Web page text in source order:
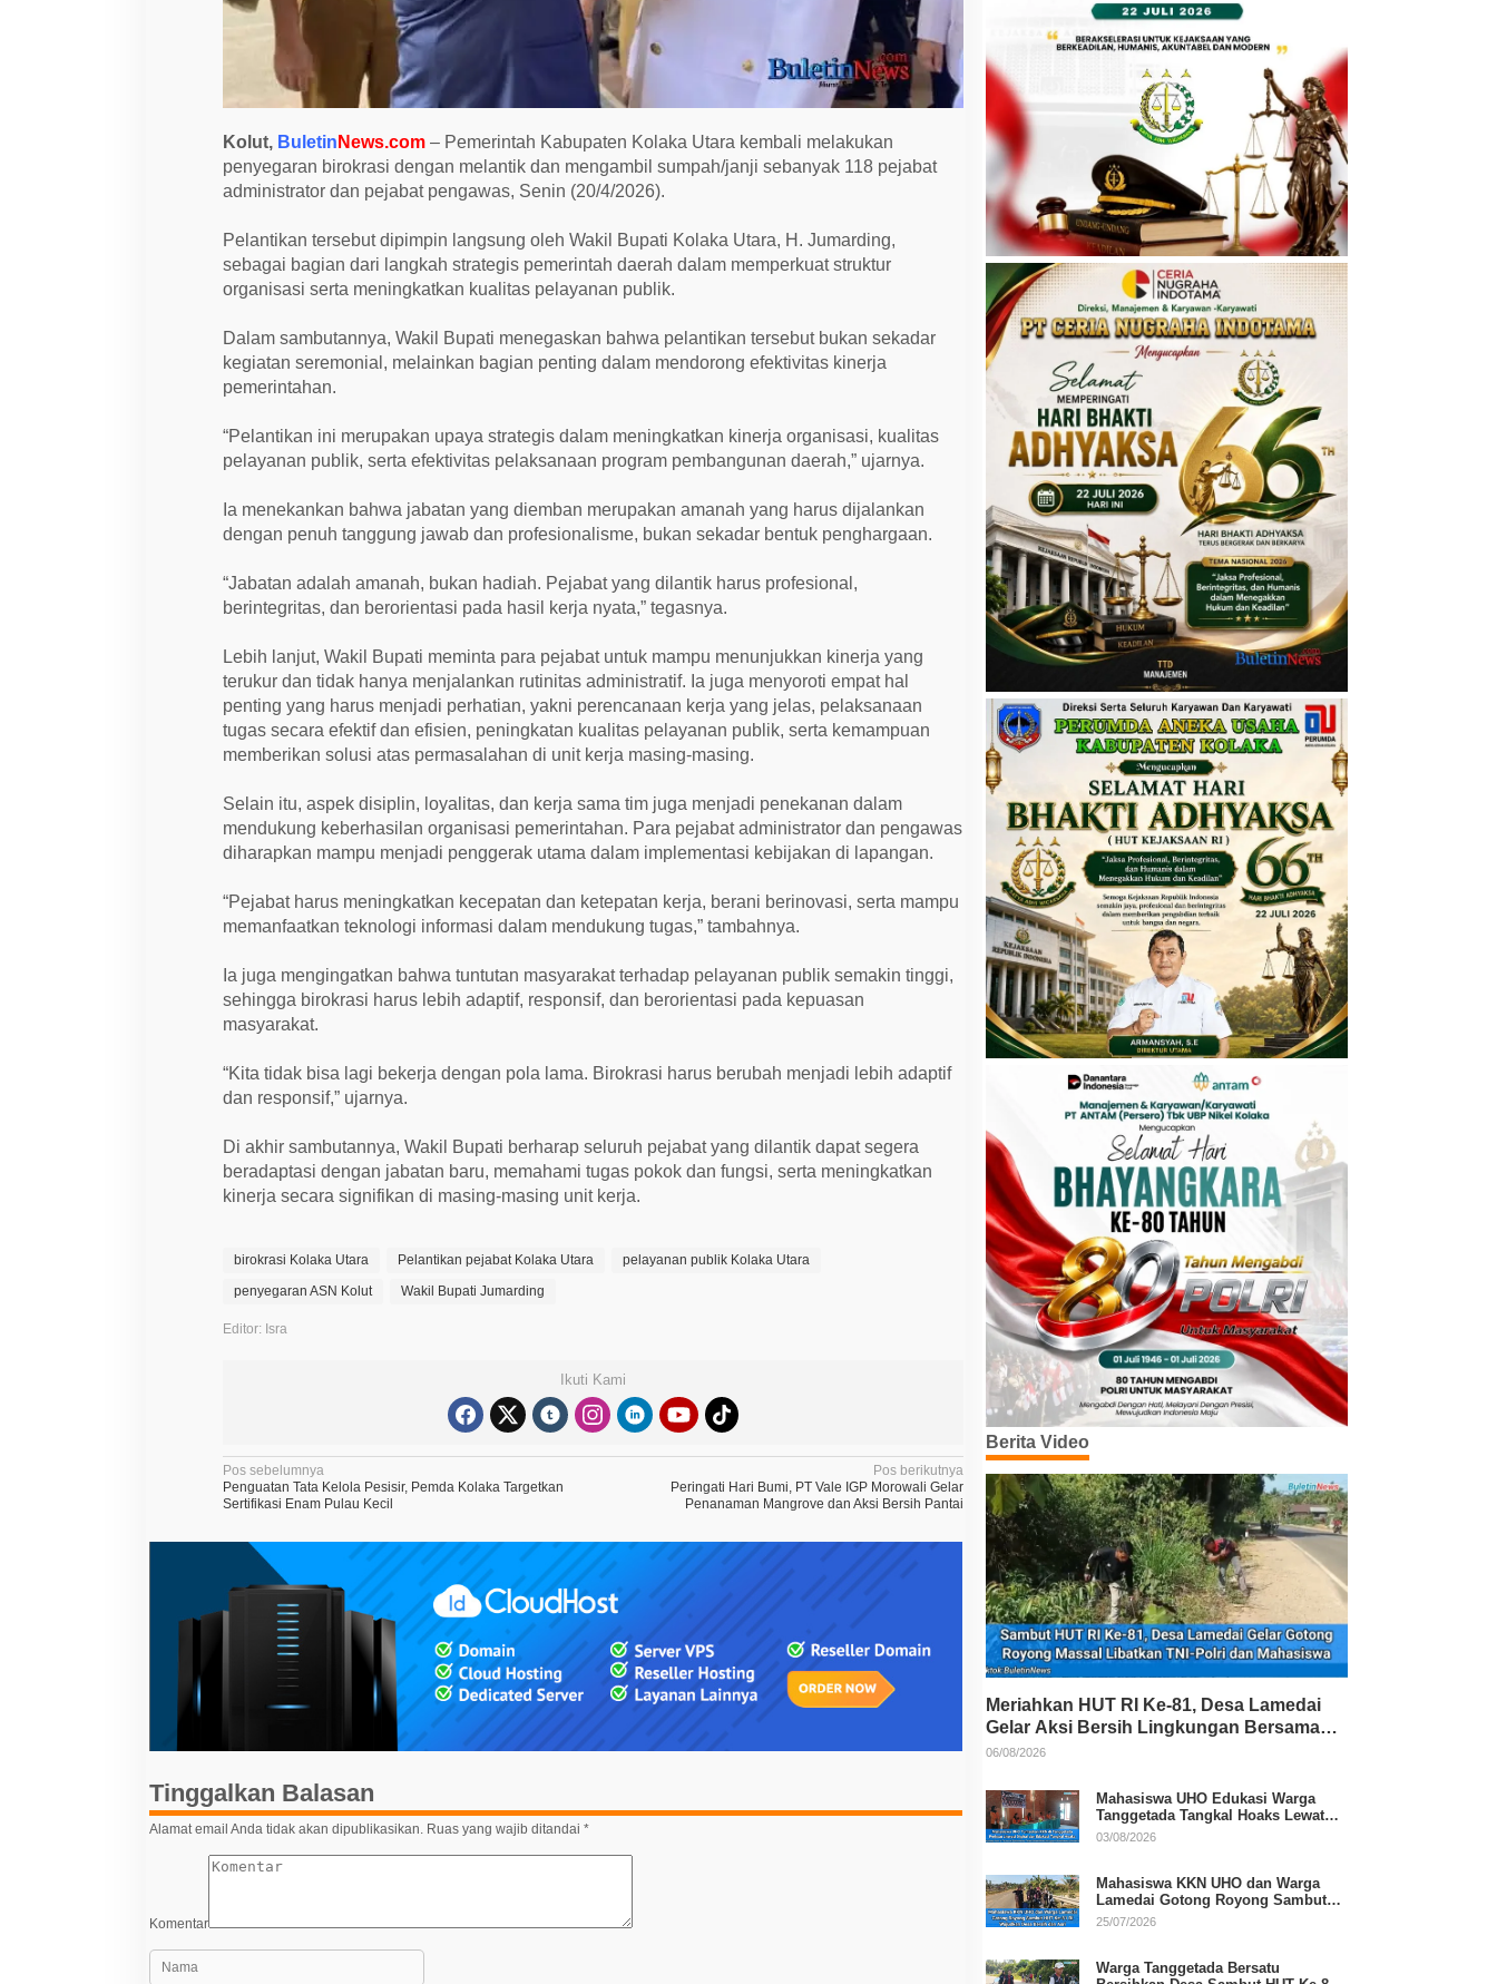
a
K
k
a
U
t
a
R
e
s
i
D
i
l
t
k
Kolut, Buletin News.com – Pemerintah Kabupaten Kolaka Utara kembali melakukan
penyegaran birokrasi dengan melantik dan mengambil sumpah/janji sebanyak 118 pejabat
administrator dan pejabat pengawas, Senin (20/4/2026).
Pelantikan tersebut dipimpin langsung oleh Wakil Bupati Kolaka Utara, H. Jumarding,
sebagai bagian dari langkah strategis pemerintah daerah dalam memperkuat struktur
organisasi serta meningkatkan kualitas pelayanan publik.
Dalam sambutannya, Wakil Bupati menegaskan bahwa pelantikan tersebut bukan sekadar
kegiatan seremonial, melainkan bagian penting dalam mendorong efektivitas kinerja
pemerintahan.
“Pelantikan ini merupakan upaya strategis dalam meningkatkan kinerja organisasi, kualitas
pelayanan publik, serta efektivitas pelaksanaan program pembangunan daerah,” ujarnya.
Ia menekankan bahwa jabatan yang diemban merupakan amanah yang harus dijalankan
dengan penuh tanggung jawab dan profesionalisme, bukan sekadar bentuk penghargaan.
“Jabatan adalah amanah, bukan hadiah. Pejabat yang dilantik harus profesional,
berintegritas, dan berorientasi pada hasil kerja nyata,” tegasnya.
Lebih lanjut, Wakil Bupati meminta para pejabat untuk mampu menunjukkan kinerja yang
terukur dan tidak hanya menjalankan rutinitas administratif. Ia juga menyoroti empat hal
penting yang harus menjadi perhatian, yakni perencanaan kerja yang jelas, pelaksanaan
tugas secara efektif dan efisien, peningkatan kualitas pelayanan publik, serta kemampuan
memberikan solusi atas permasalahan di unit kerja masing-masing.
Selain itu, aspek disiplin, loyalitas, dan kerja sama tim juga menjadi penekanan dalam
mendukung keberhasilan organisasi pemerintahan. Para pejabat administrator dan pengawas
diharapkan mampu menjadi penggerak utama dalam implementasi kebijakan di lapangan.
“Pejabat harus meningkatkan kecepatan dan ketepatan kerja, berani berinovasi, serta mampu
memanfaatkan teknologi informasi dalam mendukung tugas,” tambahnya.
Ia juga mengingatkan bahwa tuntutan masyarakat terhadap pelayanan publik semakin tinggi,
sehingga birokrasi harus lebih adaptif, responsif, dan berorientasi pada kepuasan
masyarakat.
“Kita tidak bisa lagi bekerja dengan pola lama. Birokrasi harus berubah menjadi lebih adaptif
dan responsif,” ujarnya.
Di akhir sambutannya, Wakil Bupati berharap seluruh pejabat yang dilantik dapat segera
beradaptasi dengan jabatan baru, memahami tugas pokok dan fungsi, serta meningkatkan
kinerja secara signifikan di masing-masing unit kerja.
birokrasi Kolaka Utara Pelantikan pejabat Kolaka Utara
pelayanan publik Kolaka Utara
penyegaran ASN Kolut
Wakil Bupati Jumarding
Editor: Isra
Ikuti Kami
N
a
v
g
a
Pos sebelumnya
Penguatan Tata Kelola Pesisir, Pemda Kolaka Targetkan
Sertifikasi Enam Pulau Kecil
Pos berikutnya
Peringati Hari Bumi, PT Vale IGP Morowali Gelar
Penanaman Mangrove dan Aksi Bersih Pantai
Tinggalkan Balasan
Alamat email Anda tidak akan dipublikasikan. Ruas yang wajib ditandai *
Komentar
Berita Video
Meriahkan HUT RI Ke-81, Desa Lamedai
Gelar Aksi Bersih Lingkungan Bersama
TNI-Polri
06/08/2026
Mahasiswa UHO Edukasi Warga
Tanggetada Tangkal Hoaks Lewat
Program Literasi
03/08/2026
Mahasiswa KKN UHO dan Warga
Lamedai Gotong Royong Sambut
HUT Ke-81 RI
25/07/2026
Warga Tanggetada Bersatu